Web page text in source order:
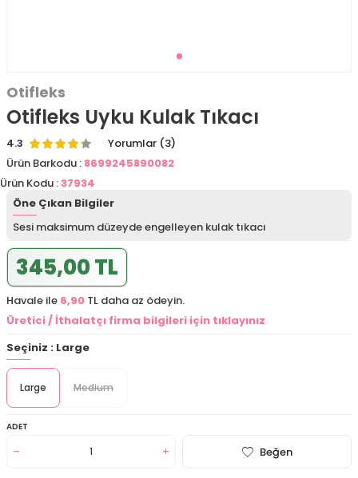
Otifleks
Otifleks Uyku Kulak Tıkacı
4.3
Yorumlar (3)
Ürün Barkodu : 8699245890082
Ürün Kodu :37934
Öne Çıkan Bilgiler
Sesi maksimum düzeyde engelleyen kulak tıkacı
345,00 TL
Havale ile 6,90 TL daha az ödeyin.
Üretici / İthalatçı firma bilgileri için tıklayınız
Seçiniz : Large
Large Medium
ADET
Beğen